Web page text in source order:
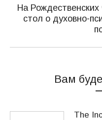
На
стол о духовно-
Вам
The